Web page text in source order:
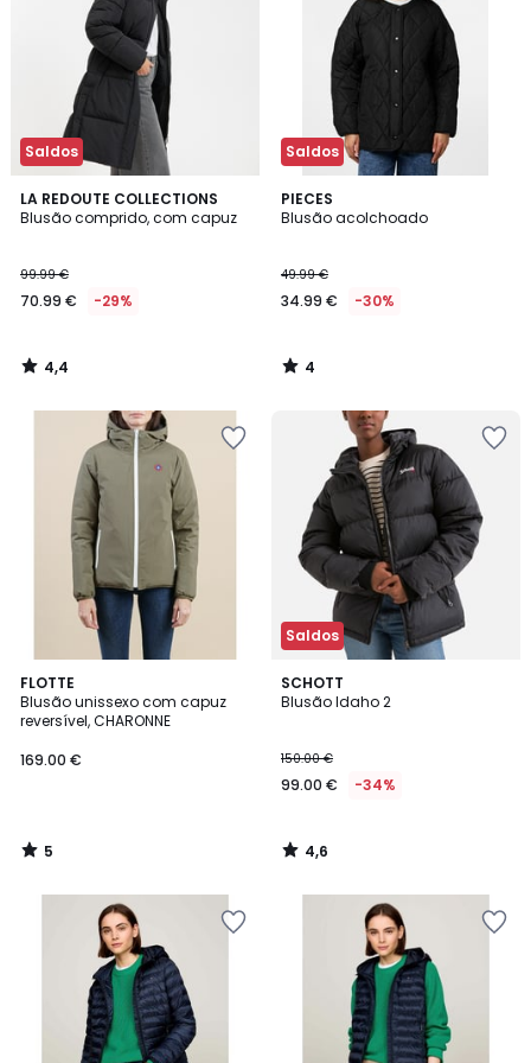
Saldos
LA REDOUTE COLLECTIONS
Blusão comprido, com capuz
99.99 €
70.99 € -29%
4,4
/ 5
4,4
/
Saldos
PIECES
Blusão acolchoado
49.99 €
34.99 € -30%
4
/
4
/
FLOTTE
Blusão unissexo com capuz
reversível, CHARONNE
169.00 €
5
/
5
5
/
Saldos
SCHOTT
Blusão Idaho 2
150.00 €
99.00 € -34%
4,6
/ 5
4,6
/